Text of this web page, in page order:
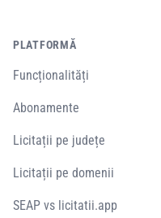
PLATFORMĂ
Funcționalități
Abonamente
Licitații pe județe
Licitații pe domenii
SEAP vs licitatii.app